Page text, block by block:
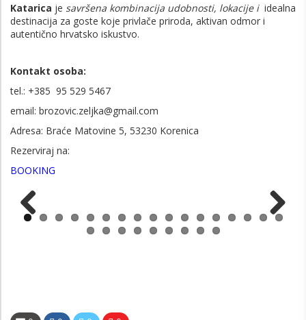
Katarica je savršena kombinacija udobnosti, lokacije i idealna
destinacija za goste koje privlače priroda, aktivan odmor i
autentično hrvatsko iskustvo.
Kontakt osoba:
tel.: +385 95 529 5467
email: brozovic.zeljka@gmail.com
Adresa: Braće Matovine 5, 53230 Korenica
Rezerviraj na:
BOOKING
Previous Next